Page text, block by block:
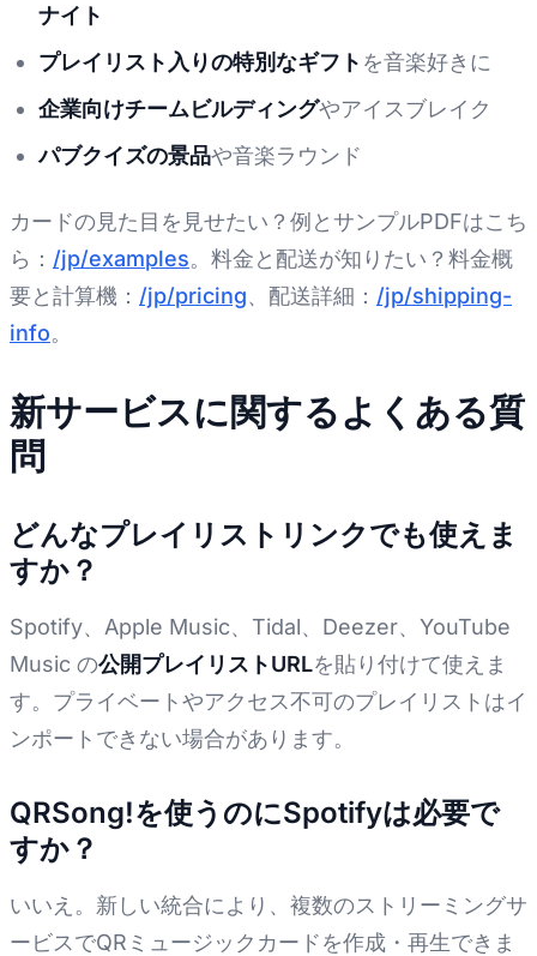
ナイト
プレイリスト入りの特別なギフト を音楽好きに
企業向けチームビルディングやアイスブレイク
パブクイズの景品や音楽ラウンド
カードの見た目を見せたい？例とサンプルPDFはこち
ら： /jp/examples。料金と配送が知りたい？料金概
要と計算機： /jp/pricing、配送詳細： /jp/shipping-
info。
新サービスに関するよくある質
問
どんなプレイリストリンクでも使えま
すか？
Spotify、Apple Music、Tidal、Deezer、YouTube
Music の公開プレイリストURLを貼り付けて使えま
す。プライベートやアクセス不可のプレイリストはイ
ンポートできない場合があります。
QRSong!を使うのにSpotifyは必要で
すか？
いいえ。新しい統合により、複数のストリーミングサ
ービスでQRミュージックカードを作成・再生できま